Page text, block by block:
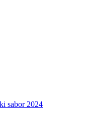
sabor 2024